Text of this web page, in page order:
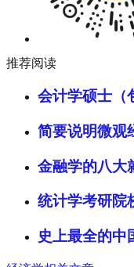
推荐阅读
会计学硕士（
简要说明微观
金融学的八大
统计学考研院
史上最全的中